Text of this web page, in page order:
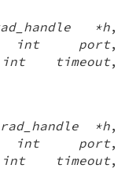
*h,
int port,
int timeout,
*h,
int port,
int timeout,